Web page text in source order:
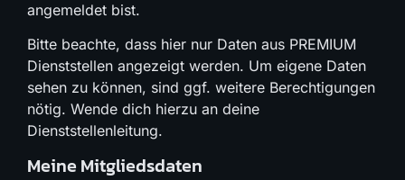
angemeldet bist.
Bitte beachte, dass hier nur Daten aus PREMIUM
Dienststellen angezeigt werden. Um eigene Daten
sehen zu können, sind ggf. weitere Berechtigungen
nötig. Wende dich hierzu an deine
Dienststellenleitung.
Meine Mitgliedsdaten